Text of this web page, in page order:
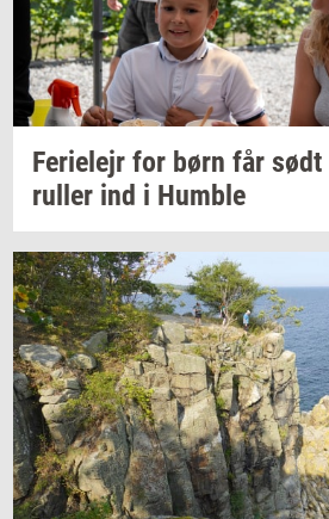
Fe­ri­e­lejr for børn får sødt
rul­ler ind i Hum­b­le